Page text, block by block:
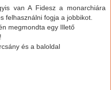
van A Fidesz a monarchiára
felhasználni fogja a jobbikot.
megmondta egy Illető
és a baloldal